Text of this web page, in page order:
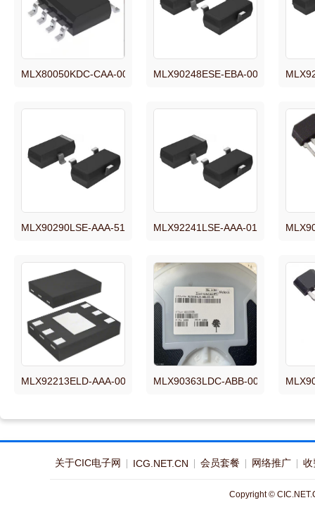
MLX80050KDC-CAA-000-RE【IC TRANSCEIVER 5V 70MA
MLX90248ESE-EBA-000-RE【NV
MLX90290LSE-AAA-511-RE 【SENSOR HALL EFFECT
MLX92241LSE-AAA-017-RE 传感器
MLX92213ELD-AAA-000-RE 传感器MAGNETIC SWITCH LATCH
MLX90363LDC-ABB-000-RE 传感
关于CIC电子网 ICG.NET.CN 会员套餐 网络推广 收
Copyright ©